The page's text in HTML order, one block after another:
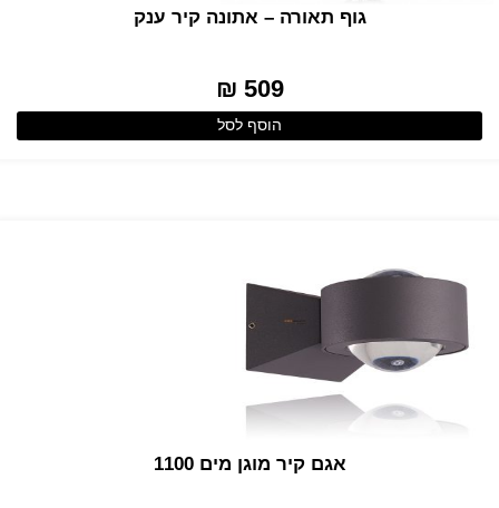
גוף תאורה – אתונה קיר ענק
509 ₪
הוסף לסל
אגם קיר מוגן מים 1100